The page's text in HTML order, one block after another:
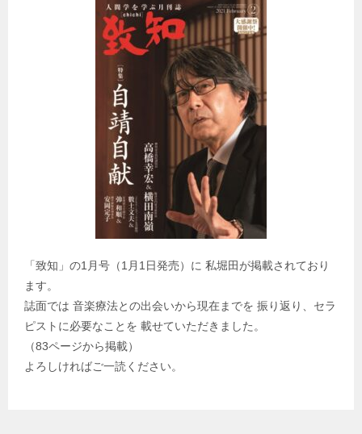
「致知」の1月号（1月1日発売）に 私堀田が掲載されており
ます。
誌面では 音楽療法との出会いから現在までを 振り返り、セラ
ピストに必要なことを 載せていただきました。
（83ページから掲載）
よろしければご一読ください。